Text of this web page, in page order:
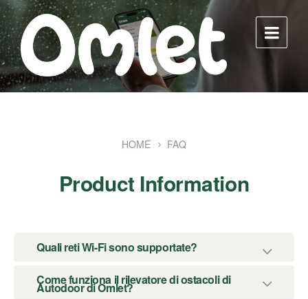
Skip
to
content
Skip
to
main
navigation
Skip
to
footer
HOME FAQ
Product Information
Quali reti Wi-Fi sono supportate?
Come funziona il rilevatore di ostacoli di
Autodoor di Omlet?